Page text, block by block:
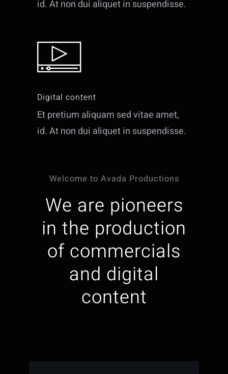
id. At non dui aliquet in suspendisse.
Digital content
Et pretium aliquam sed vitae amet,
id. At non dui aliquet in suspendisse.
Welcome to Avada Productions
We are pioneers
in the production
of commercials
and digital
content